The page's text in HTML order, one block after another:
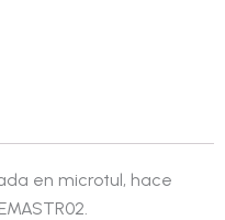
en microtul, hace